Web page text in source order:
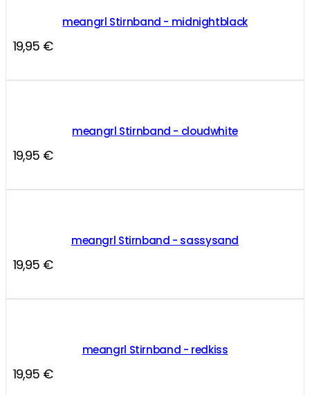
meangrl Stirnband - midnightblack
19,95 €
meangrl Stirnband - cloudwhite
19,95 €
meangrl Stirnband - sassysand
19,95 €
meangrl Stirnband - redkiss
19,95 €